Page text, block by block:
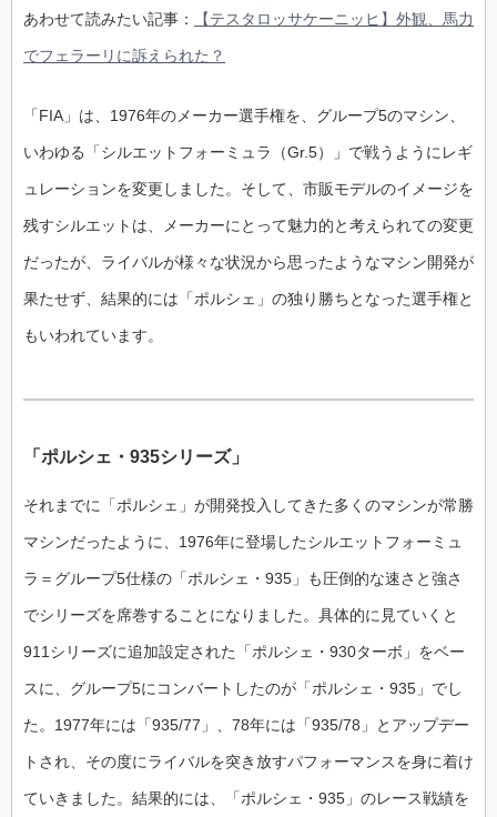
あわせて読みたい記事： 【テスタロッサケーニッヒ】外観、馬力
でフェラーリに訴えられた？
「FIA」は、1976年のメーカー選手権を、グループ5のマシン、
いわゆる「シルエットフォーミュラ（Gr.5）」で戦うようにレギ
ュレーションを変更しました。そして、市販モデルのイメージを
残すシルエットは、メーカーにとって魅力的と考えられての変更
だったが、ライバルが様々な状況から思ったようなマシン開発が
果たせず、結果的には「ポルシェ」の独り勝ちとなった選手権と
もいわれています。
「ポルシェ・935シリーズ」
それまでに「ポルシェ」が開発投入してきた多くのマシンが常勝
マシンだったように、1976年に登場したシルエットフォーミュ
ラ＝グループ5仕様の「ポルシェ・935」も圧倒的な速さと強さ
でシリーズを席巻することになりました。具体的に見ていくと
911シリーズに追加設定された「ポルシェ・930ターボ」をベー
スに、グループ5にコンバートしたのが「ポルシェ・935」でし
た。1977年には「935/77」、78年には「935/78」とアップデー
トされ、その度にライバルを突き放すパフォーマンスを身に着け
ていきました。結果的には、「ポルシェ・935」のレース戦績を